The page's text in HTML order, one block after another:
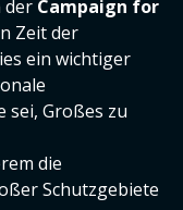
der Campaign for
Zeit der
ein wichtiger
sei, Großes zu
die
Schutzgebiete